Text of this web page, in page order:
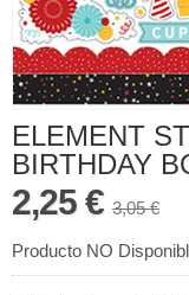
ELEMENT
BIRTHDAY
2,25 € 3,05 €
Producto NO